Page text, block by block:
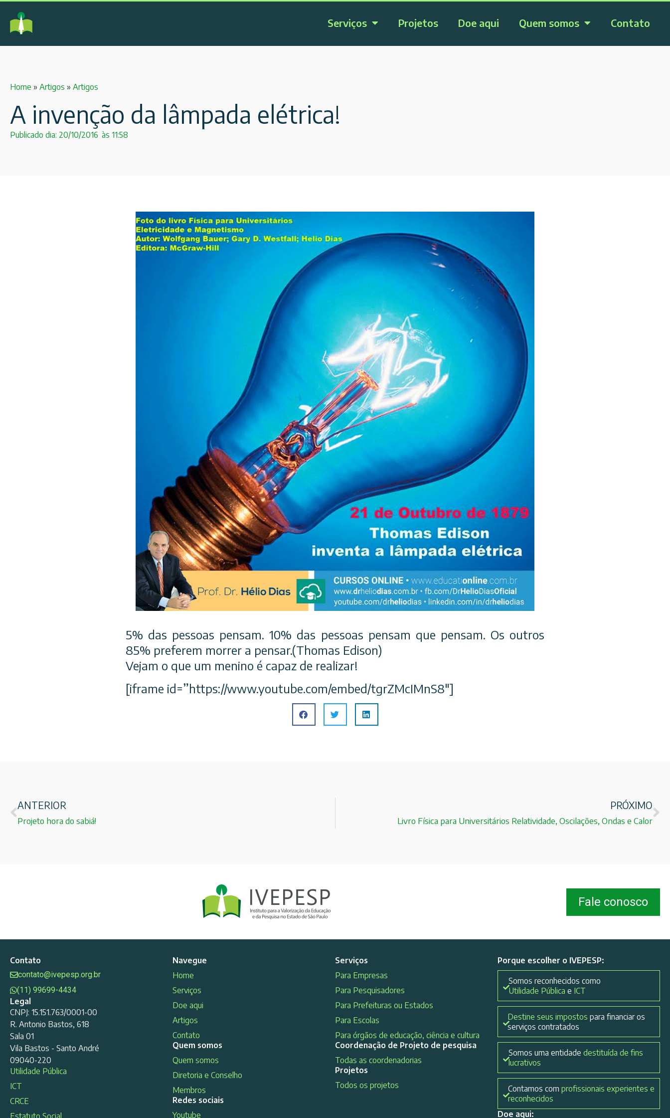
Serviços Projetos Doe aqui Quem somos Contato
Home » Artigos » Artigos
A invenção da lâmpada elétrica!
Publicado dia: 20/10/2016 às 11:58
5% das pessoas pensam. 10% das pessoas pensam que pensam. Os outros
85% preferem morrer a pensar.(Thomas Edison)
Vejam o que um menino é capaz de realizar!
[iframe id=”https://www.youtube.com/embed/tgrZMcIMnS8″]
ANTERIOR
Projeto hora do sabiá!
PRÓXIMO
Livro Física para Universitários Relatividade, Oscilações, Ondas e Calor
Fale conosco
Contato
contato@ivepesp.org.br
(11) 99699-4434
Legal
CNPJ: 15.151.763/0001-00
R. Antonio Bastos, 618
Sala 01
Vila Bastos - Santo André
09040-220
Utilidade Pública
ICT
CRCE
Navegue
Home
Serviços
Doe aqui
Artigos
Contato
Quem somos
Quem somos
Diretoria e Conselho
Membros
Redes sociais
Youtube
Serviços
Para Empresas
Para Pesquisadores
Para Prefeituras ou Estados
Para Escolas
Para órgãos de educação, ciência e cultura
Coordenação de Projeto de pesquisa
Todas as coordenadorias
Projetos
Todos os projetos
Porque escolher o IVEPESP:
Somos reconhecidos como
Utilidade Pública e ICT
Destine seus impostos para financiar os
serviços contratados
Somos uma entidadedestituída de fins
lucrativos
Contamos com profissionais experientes e
reconhecidos
Doe aqui: